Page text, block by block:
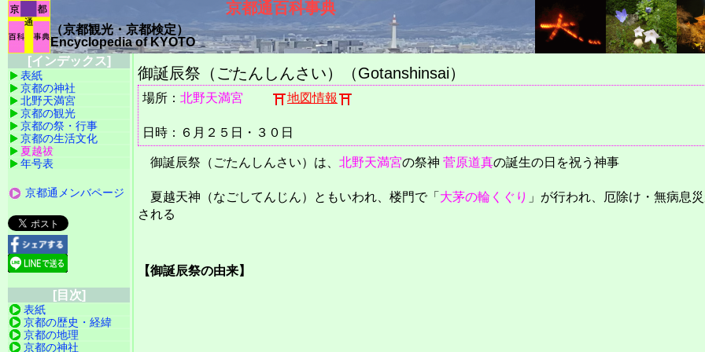
京都通百科事典
（京都観光・京都検定）
Encyclopedia of KYOTO
御誕辰祭（ごたんしんさい）（Gotanshinsai）
場所： 北野天満宮 地図情報
日時：６月２５日・３０日
御誕辰祭（ごたんしんさい）は、 北野天満宮の祭神 菅原道真の誕生の日を祝う神事
夏越天神（なごしてんじん）ともいわれ、楼門で「 大茅の輪くぐり 」が行われ、厄除け・無病息
される
【御誕辰祭の由来】
[インデックス]
表紙
京都の神社
北野天満宮
京都の観光
京都の祭・行事
京都の生活文化
夏越祓
年号表
京都通メンバページ
[目次]
表紙
京都の歴史・経緯
京都の地理
京都の神社